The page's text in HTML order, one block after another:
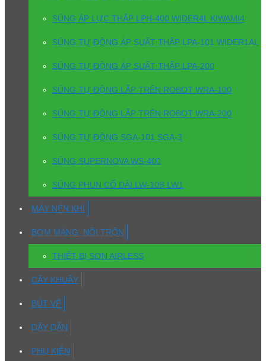
SÚNG ÁP LỰC THẤP LPH-400 WIDER4L KIWAMI4
SÚNG TỰ ĐỘNG ÁP SUẤT THẤP LPA-101 WIDER1AL
SÚNG TỰ ĐỘNG ÁP SUẤT THẤP LPA-200
SÚNG TỰ ĐỘNG LẮP TRÊN ROBOT WRA-100
SÚNG TỰ ĐỘNG LẮP TRÊN ROBOT WRA-200
SÚNG TỰ ĐỘNG SGA-101 SGA-3
SÚNG SUPERNOVA WS-400
SÚNG PHUN CỔ DÀI LW-10B LW1
MÁY NÉN KHÍ
BƠM MÀNG, NỒI TRỘN
THIẾT BỊ SƠN AIRLESS
CÂY KHUẤY
BÚT VẼ
DÂY DẪN
PHỤ KIỆN